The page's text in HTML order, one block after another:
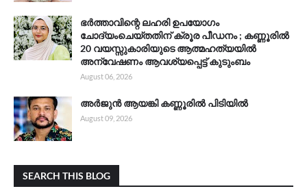
ഭർത്താവിന്റെ ലഹരി ഉപയോഗം
ചോദ്യംചെയ്തതിന് ക്രൂര പീഡനം ; കണ്ണൂരിൽ
20 വയസ്സുകാരിയുടെ ആത്മഹത്യയിൽ
അന്വേഷണം ആവശ്യപ്പെട്ട് കുടുംബം
August 06, 2026
അർജുൻ ആയങ്കി കണ്ണൂരിൽ പിടിയിൽ
August 09, 2026
SEARCH THIS BLOG